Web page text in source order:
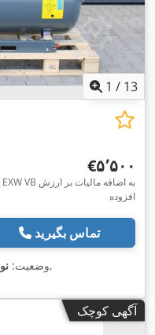
1 / 13
‎€۵٬۵۰۰
EXW VB به اضافه مالیات بر ارزش
افزوده
تماس بگیرید
وضعیت: نو ,
آگهی کوچک